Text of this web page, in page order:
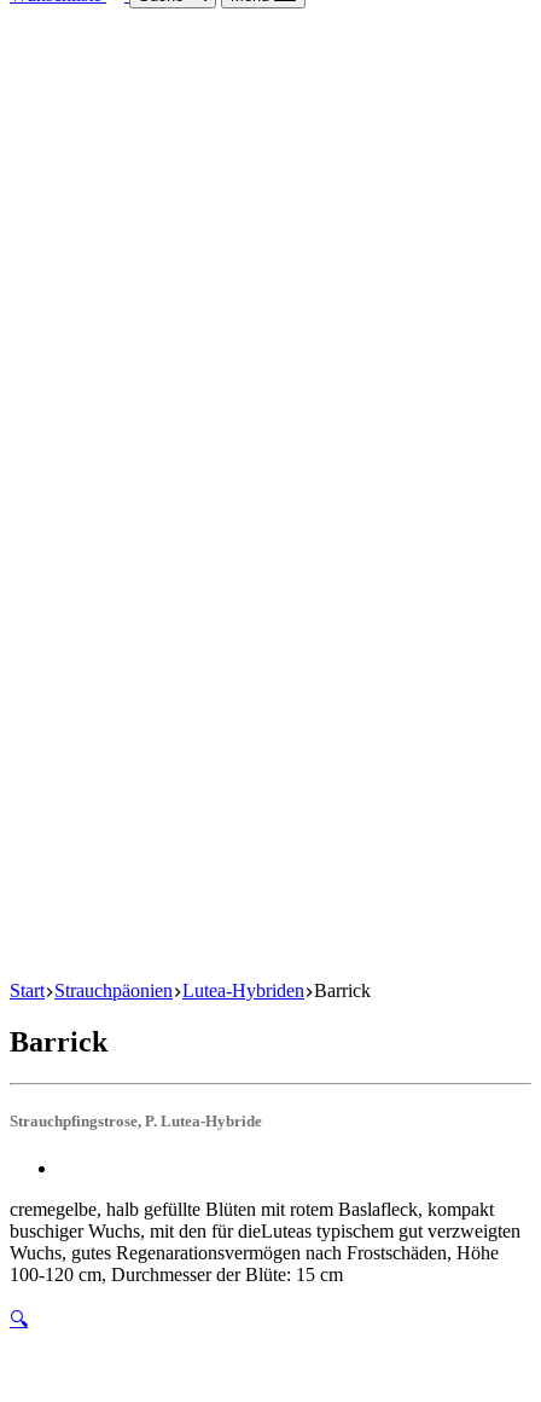
Start Strauchpäonien Lutea-Hybriden Barrick
Barrick
Strauchpfingstrose, P. Lutea-Hybride
cremegelbe, halb gefüllte Blüten mit rotem Baslafleck, kompakt
buschiger Wuchs, mit den für dieLuteas typischem gut verzweigten
Wuchs, gutes Regenarationsvermögen nach Frostschäden, Höhe
100-120 cm, Durchmesser der Blüte: 15 cm
🔍